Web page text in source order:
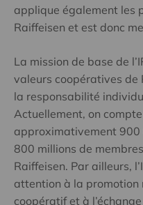
applique également les
Raiffeisen et est donc
La mission de base de
valeurs coopératives de
la responsabilité
Actuellement, on
approximativement
800 millions de
Raiffeisen. Par ailleurs,
attention à la promotion
coopératif et à